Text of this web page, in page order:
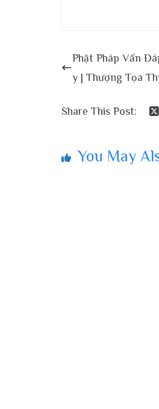
Phật Pháp Vấn
y | Thượng Tọa
Share This Post:
You May